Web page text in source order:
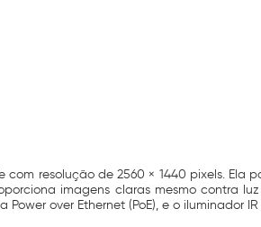
resolução de 2560 × 1440 pixels. Ela
imagens claras mesmo contra
over Ethernet (PoE), e o iluminador